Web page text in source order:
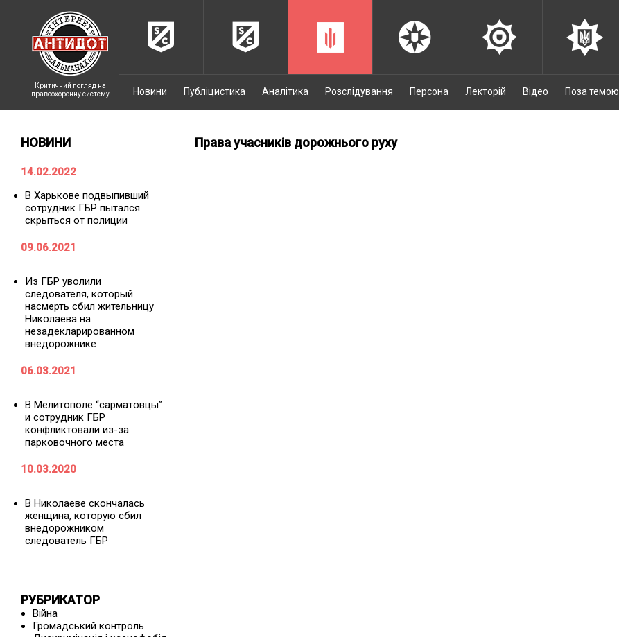
Критичний погляд на
правоохоронну систему
Новини Публіцистика Аналітика Розслідування Персона Лекторій Відео Поза темою
НОВИНИ
14.02.2022
В Харькове подвыпивший
сотрудник ГБР пытался
скрыться от полиции
09.06.2021
Из ГБР уволили
следователя, который
насмерть сбил жительницу
Николаева на
незадекларированном
внедорожнике
06.03.2021
В Мелитополе “сарматовцы”
и сотрудник ГБР
конфликтовали из-за
парковочного места
10.03.2020
В Николаеве скончалась
женщина, которую сбил
внедорожником
следователь ГБР
РУБРИКАТОР
Війна
Громадський контроль
Права учасників дорожнього руху